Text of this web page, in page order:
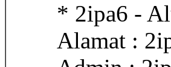
* 2ipa6 -
Alamat :